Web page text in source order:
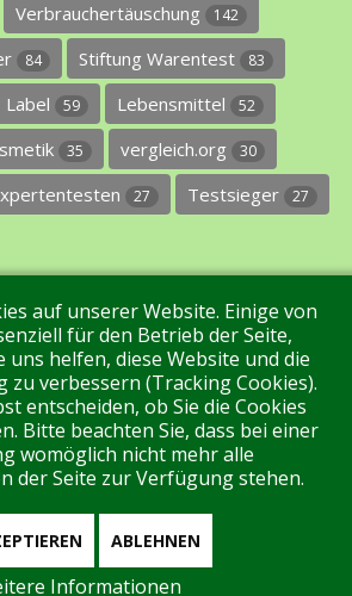
Verbrauchertäuschung 142
84 Stiftung Warentest 83
Label 59 Lebensmittel 52
35 vergleich.org 30
27 Testsieger 27
Über uns Kontakt
Sie uns! Login
und keine Mitglieder online
auf unserer Website. Einige von
für den Betrieb der Seite,
uns helfen, diese Website und die
verbessern (Tracking Cookies).
entscheiden, ob Sie die Cookies
Bitte beachten Sie, dass bei einer
womöglich nicht mehr alle
der Seite zur Verfügung stehen.
ABLEHNEN
Informationen